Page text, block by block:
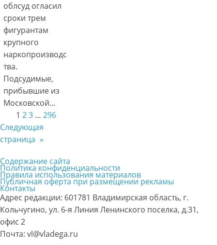
облсуд огласил
сроки трем
фигурантам
крупного
наркопроизводс
тва.
Подсудимые,
прибывшие из
Московской…
1 23 … 296
Следующая
страница »
Содержание сайта
Политика конфиденциальности
Правила использования материалов
Публичная оферта при размещении рекламы
Контакты
Адрес редакции: 601781 Владимирская область, г.
Кольчугино, ул. 6-я Линия Ленинского поселка, д.31,
офис 2
Почта: vl@vladega.ru